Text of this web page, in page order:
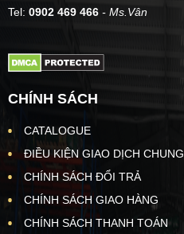
Tel: 0902 469 466 - Ms.Vân
CHÍNH SÁCH
CATALOGUE
ĐIỀU KIỆN GIAO DỊCH CHUNG
CHÍNH SÁCH ĐỔI TRẢ
CHÍNH SÁCH GIAO HÀNG
CHÍNH SÁCH THANH TOÁN